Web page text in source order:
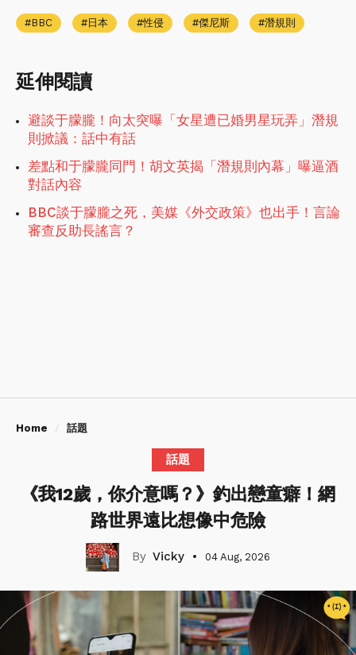
BBC 日本 性侵 傑尼斯 潛規則
延伸閱讀
避談于朦朧！向太突曝「女星遭已婚男星玩弄」潛規
則掀議：話中有話
差點和于朦朧同門！胡文英揭「潛規則內幕」曝逼酒
對話內容
BBC談于朦朧之死，美媒《外交政策》也出手！言論
審查反助長謠言？
Home 話題
話題
《我12歲，你介意嗎？》釣出戀童癖！網
路世界遠比想像中危險
Vicky 04 Aug, 2026